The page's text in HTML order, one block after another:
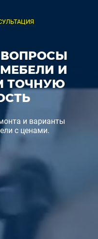
И
ТОЧНУЮ
и варианты
с ценами.